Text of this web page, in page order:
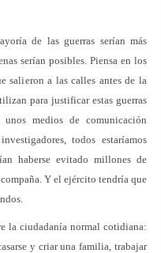
de las guerras serían más
serían posibles. Piensa en los
salieron a las calles antes de la
para justificar estas guerras
medios de comunicación
todos estaríamos
haberse evitado millones de
Y el ejército tendría que
la ciudadanía normal cotidiana:
y criar una familia, trabajar